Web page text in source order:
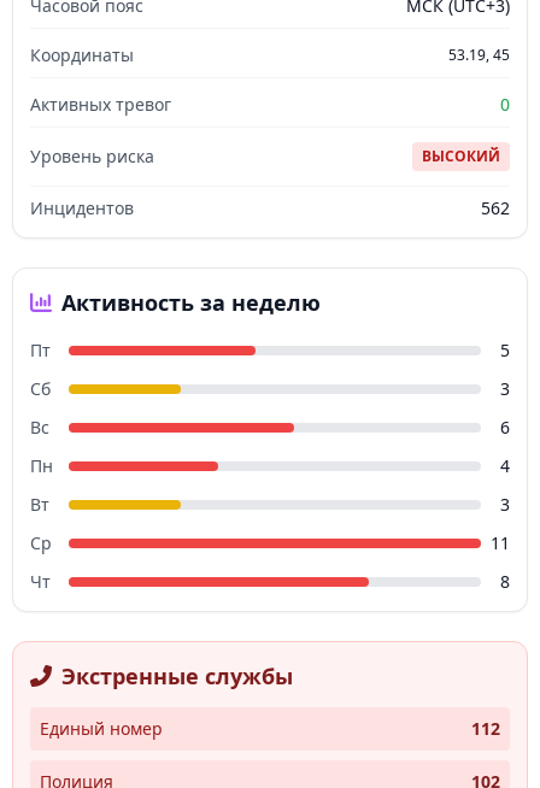
Часовой пояс МСК (UTC+3)
Координаты 53.19, 45
Активных тревог 0
Уровень риска ВЫСОКИЙ
Инцидентов 562
Активность за неделю
Пт
5
Сб
3
Вс
6
Пн
4
Вт
3
Ср
11
Чт
8
Экстренные службы
Единый номер 112
Полиция 102